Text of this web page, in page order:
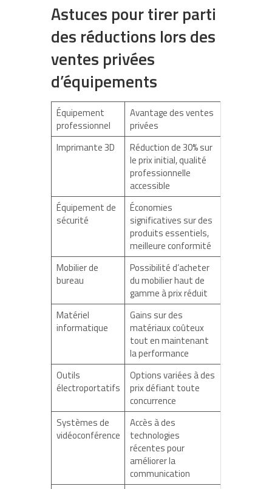
Astuces pour tirer parti
des réductions lors des
ventes privées
d’équipements
Équipement
professionnel
Avantage des ventes
privées
Imprimante 3D
Réduction de 30% sur
le prix initial, qualité
professionnelle
accessible
Équipement de
sécurité
Économies
significatives sur des
produits essentiels,
meilleure conformité
Mobilier de
bureau
Possibilité d’acheter
du mobilier haut de
gamme à prix réduit
Matériel
informatique
Gains sur des
matériaux coûteux
tout en maintenant
la performance
Outils
électroportatifs
Options variées à des
prix défiant toute
concurrence
Systèmes de
vidéoconférence
Accès à des
technologies
récentes pour
améliorer la
communication